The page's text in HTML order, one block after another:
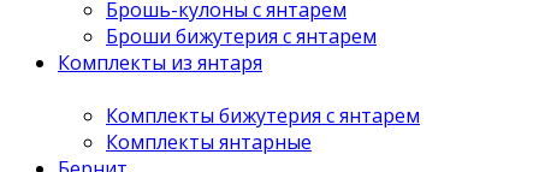
Брошь-кулоны с янтарем
Броши бижутерия с янтарем
Комплекты из янтаря
Комплекты бижутерия с янтарем
Комплекты янтарные